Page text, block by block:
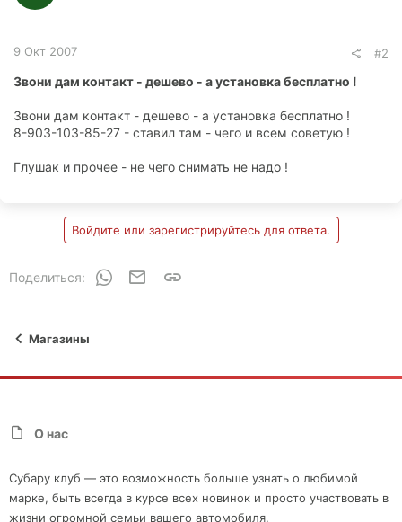
9 Окт 2007 #2
Звони дам контакт - дешево - а установка бесплатно !
Звони дам контакт - дешево - а установка бесплатно !
8-903-103-85-27 - ставил там - чего и всем советую !
Глушак и прочее - не чего снимать не надо !
Войдите или зарегистрируйтесь для ответа.
Поделиться: WhatsAppЭлектронная почта
Магазины
О нас
Субару клуб — это возможность больше узнать о любимой
марке, быть всегда в курсе всех новинок и просто участвовать в
жизни огромной семьи вашего автомобиля.